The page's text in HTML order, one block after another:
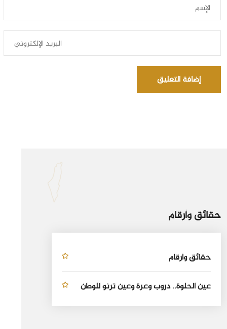
إضافة التعليق
حقائق وأرقام
حقائق وأرقام
عين الحلوة.. دروب وعرة وعين ترنو للوطن